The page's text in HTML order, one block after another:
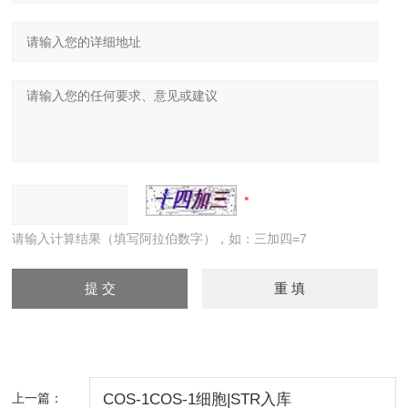
请输入计算结果（填写阿拉伯数字），如：三加四=7
上一篇： COS-1COS-1细胞|STR入库